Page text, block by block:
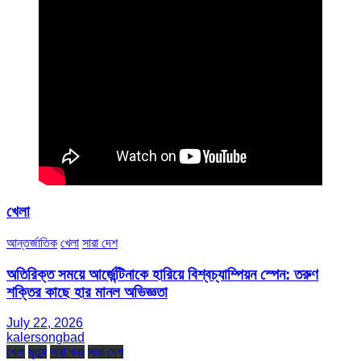
খেলা
আন্তর্জাতিক খেলা সারা দেশ
অতিরিক্ত সময়ে আর্জেন্টিনাকে হারিয়ে বিশ্বচ্যাম্পিয়ন স্পেন: তরুণ
শক্তির কাছে হার মানল অভিজ্ঞতা
July 22, 2026
kalersongbad
খেলা মৃত্যু সারা খবর সারা দেশ